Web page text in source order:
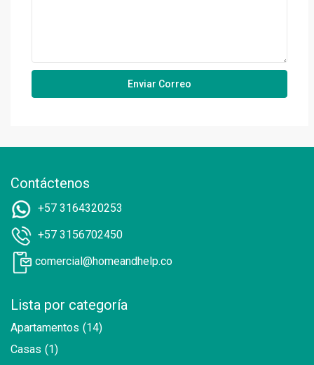
Contáctenos
+57 3164320253
+57 3156702450
comercial@homeandhelp.co
Lista por categoría
Apartamentos (14)
Casas (1)